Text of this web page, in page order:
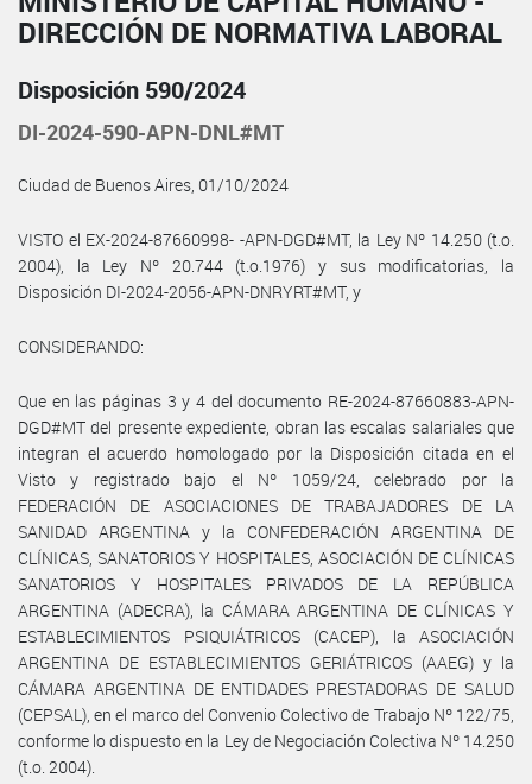
DIRECCIÓN DE NORMATIVA LABORAL
Disposición 590/2024
DI-2024-590-APN-DNL#MT
Ciudad de Buenos Aires, 01/10/2024
VISTO el EX-2024-87660998- -APN-DGD#MT, la Ley Nº 14.250 (t.o.
2004), la Ley Nº 20.744 (t.o.1976) y sus modificatorias, la
Disposición DI-2024-2056-APN-DNRYRT#MT, y
CONSIDERANDO:
Que en las páginas 3 y 4 del documento RE-2024-87660883-APN-
DGD#MT del presente expediente, obran las escalas salariales que
integran el acuerdo homologado por la Disposición citada en el
Visto y registrado bajo el Nº 1059/24, celebrado por la
FEDERACIÓN DE ASOCIACIONES DE TRABAJADORES DE LA
SANIDAD ARGENTINA y la CONFEDERACIÓN ARGENTINA DE
CLÍNICAS, SANATORIOS Y HOSPITALES, ASOCIACIÓN DE CLÍNICAS
SANATORIOS Y HOSPITALES PRIVADOS DE LA REPÚBLICA
ARGENTINA (ADECRA), la CÁMARA ARGENTINA DE CLÍNICAS Y
ESTABLECIMIENTOS PSIQUIÁTRICOS (CACEP), la ASOCIACIÓN
ARGENTINA DE ESTABLECIMIENTOS GERIÁTRICOS (AAEG) y la
CÁMARA ARGENTINA DE ENTIDADES PRESTADORAS DE SALUD
(CEPSAL), en el marco del Convenio Colectivo de Trabajo Nº 122/75,
conforme lo dispuesto en la Ley de Negociación Colectiva Nº 14.250
(t.o. 2004).